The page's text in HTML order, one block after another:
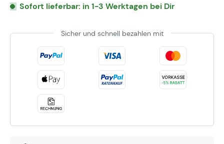
Sofort lieferbar: in 1-3 Werktagen bei Dir
Sicher und schnell bezahlen mit